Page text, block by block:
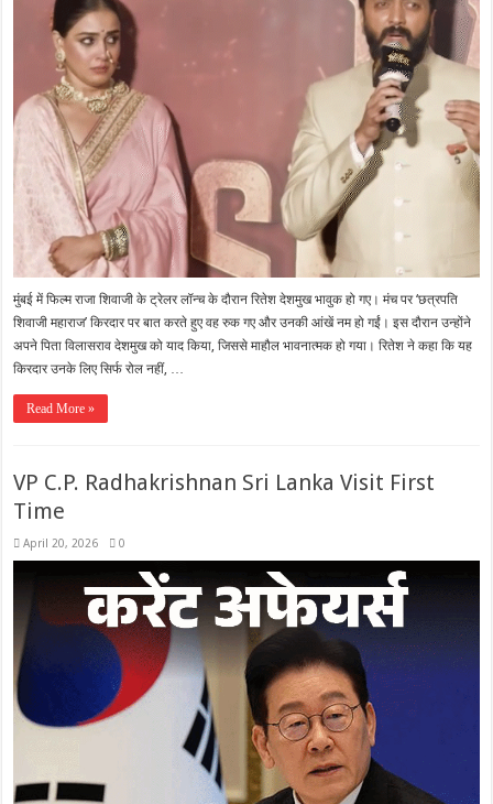
मुंबई में फिल्म राजा शिवाजी के ट्रेलर लॉन्च के दौरान रितेश देशमुख भावुक हो गए। मंच पर ‘छत्रपति
शिवाजी महाराज’ किरदार पर बात करते हुए वह रुक गए और उनकी आंखें नम हो गईं। इस दौरान उन्होंने
अपने पिता विलासराव देशमुख को याद किया, जिससे माहौल भावनात्मक हो गया। रितेश ने कहा कि यह
किरदार उनके लिए सिर्फ रोल नहीं, …
Read More »
VP C.P. Radhakrishnan Sri Lanka Visit First
Time
April 20, 2026 0